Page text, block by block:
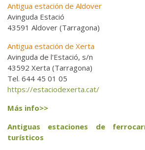
Antigua estación de Aldover
Avinguda Estació
43591 Aldover (Tarragona)
Antigua estación de Xerta
Avinguda de l'Estació, s/n
43592 Xerta (Tarragona)
Tel. 644 45 01 05
https://estaciodexerta.cat/
Más info>>
Antiguas estaciones de
turísticos